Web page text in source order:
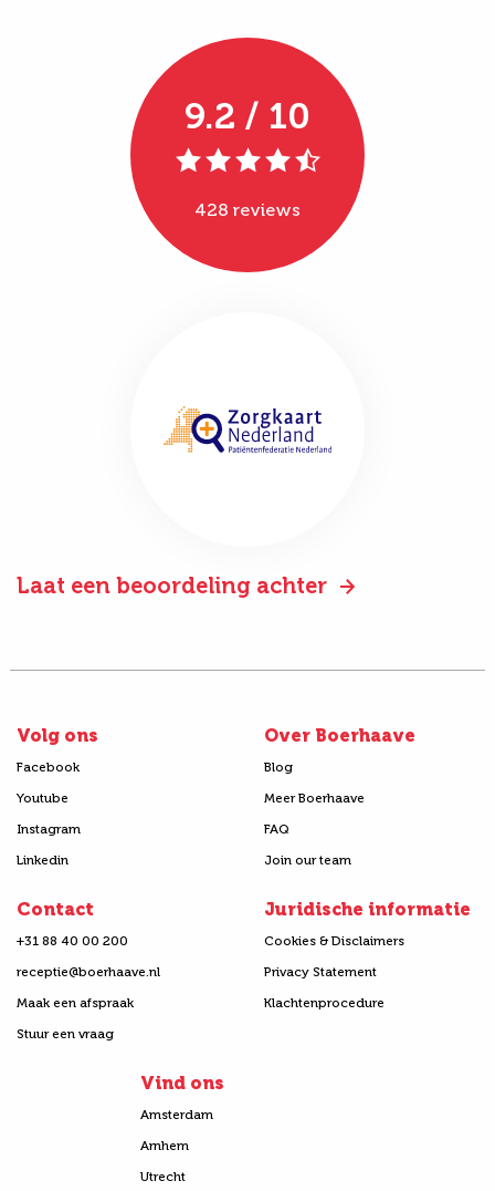
9.2 / 10
428 reviews
Laat een beoordeling achter
Volg ons
Facebook
Youtube
Instagram
Linkedin
Over Boerhaave
Blog
Meer Boerhaave
FAQ
Join our team
Contact
+31 88 40 00 200
receptie@boerhaave.nl
Maak een afspraak
Stuur een vraag
Juridische informatie
Cookies & Disclaimers
Privacy Statement
Klachtenprocedure
Vind ons
Amsterdam
Arnhem
Utrecht